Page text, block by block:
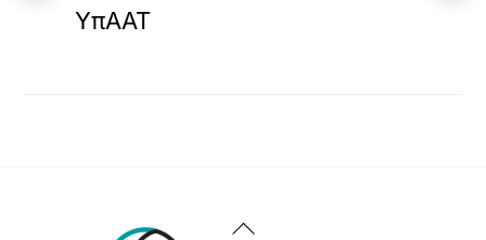
ΥπΑΑΤ
Back